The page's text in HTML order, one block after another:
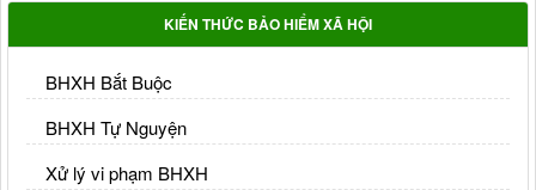
KIẾN THỨC BẢO HIỂM XÃ HỘI
BHXH Bắt Buộc
BHXH Tự Nguyện
Xử lý vi phạm BHXH